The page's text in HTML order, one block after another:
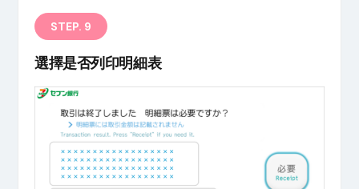
STEP. 9
選擇是否列印明細表